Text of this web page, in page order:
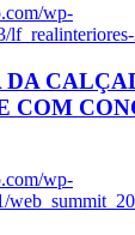
wp-
DA
COM
wp-